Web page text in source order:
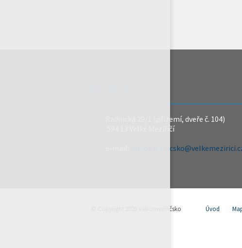
Radnická 29/1 (přízemí, dveře č. 104)
594 13 Velké Meziříčí
© Copyright 2026 Velkomeziříčsko Úvod